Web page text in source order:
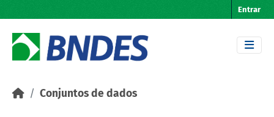
Entrar
Conjuntos de dados